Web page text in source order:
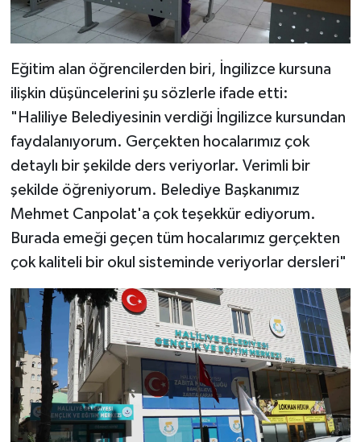
Eğitim alan öğrencilerden biri, İngilizce kursuna
ilişkin düşüncelerini şu sözlerle ifade etti:
"Haliliye Belediyesinin verdiği İngilizce kursundan
faydalanıyorum. Gerçekten hocalarımız çok
detaylı bir şekilde ders veriyorlar. Verimli bir
şekilde öğreniyorum. Belediye Başkanımız
Mehmet Canpolat'a çok teşekkür ediyorum.
Burada emeği geçen tüm hocalarımız gerçekten
çok kaliteli bir okul sisteminde veriyorlar dersleri"